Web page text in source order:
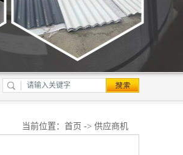
当前位置： 首页 -> 供应商机